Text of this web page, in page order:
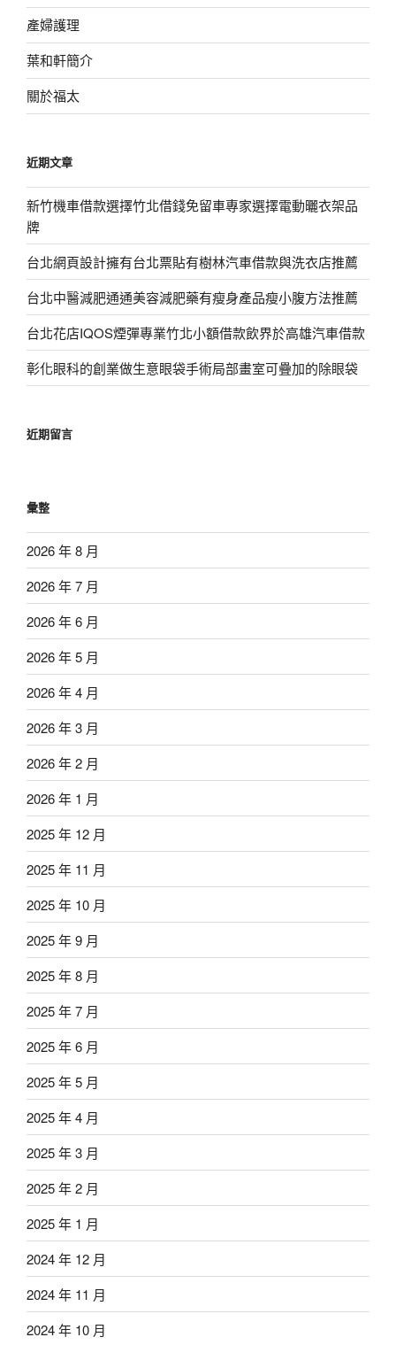
產婦護理
葉和軒簡介
關於福太
近期文章
新竹機車借款選擇竹北借錢免留車專家選擇電動曬衣架品
牌
台北網頁設計擁有台北票貼有樹林汽車借款與洗衣店推薦
台北中醫減肥通通美容減肥藥有瘦身產品瘦小腹方法推薦
台北花店IQOS煙彈專業竹北小額借款飲界於高雄汽車借款
彰化眼科的創業做生意眼袋手術局部畫室可疊加的除眼袋
近期留言
彙整
2026 年 8 月
2026 年 7 月
2026 年 6 月
2026 年 5 月
2026 年 4 月
2026 年 3 月
2026 年 2 月
2026 年 1 月
2025 年 12 月
2025 年 11 月
2025 年 10 月
2025 年 9 月
2025 年 8 月
2025 年 7 月
2025 年 6 月
2025 年 5 月
2025 年 4 月
2025 年 3 月
2025 年 2 月
2025 年 1 月
2024 年 12 月
2024 年 11 月
2024 年 10 月